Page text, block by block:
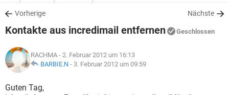
WINDOWS 10
WHATSAPP TIKTOK
FACEBOOK
SPIELE
WHATSAPP TIKTOK
FACEBOOK
DOWNLOADS
SPIELE STREAMING
ANDROID
WINDOWS 10 INSTAGRAM
WHATSAPP
SPIELE STREAMING
ANDROID
WINDOWS 10
LEXIKON
SPIELE
Vorherige Nächste
Kontakte aus incredimail entfernen Geschlossen
RACHMA - 2. Februar 2012 um 16:13
BARBIE.N - 3. Februar 2012 um 09:59
Guten Tag,